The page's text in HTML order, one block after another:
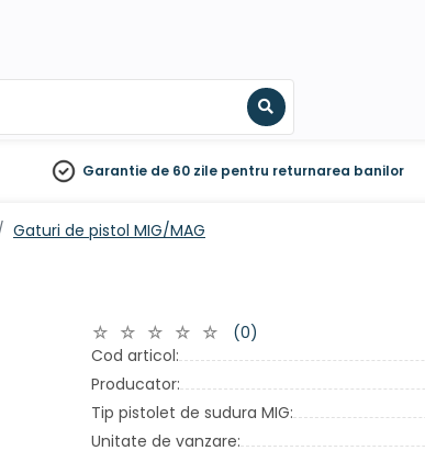
Search
Garantie de 60 zile pentru returnarea banilor
Gaturi de pistol MIG/MAG
(0)
Cod articol:
Producator:
Tip pistolet de sudura MIG:
Unitate de vanzare: